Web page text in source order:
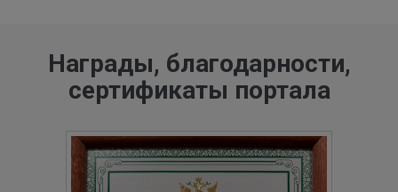
Награды, благодарности,
сертификаты портала